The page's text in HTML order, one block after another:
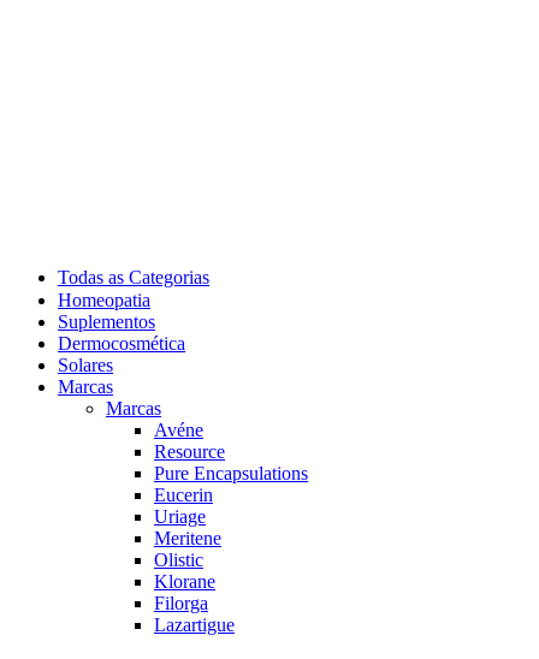
Todas as Categorias
Homeopatia
Suplementos
Dermocosmética
Solares
Marcas
Marcas
Avéne
Resource
Pure Encapsulations
Eucerin
Uriage
Meritene
Olistic
Klorane
Filorga
Lazartigue